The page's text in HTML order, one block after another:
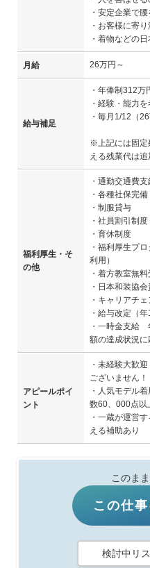
・安定企業で
・お客様に寄
・着物などの
月給 26万円～
給与補足
・年俸制312万
・経験・能力
・毎月1/12（
※上記には固定
える残業代は追
福利厚生・そ
の他
・通勤交通費
・各種社保完備
・制服貸与
・社員割引制度
・育休制度
・福利厚生プ
利用）
・着方教室無
・日本和装協
・キャリアチ
・給与改定（年
・一時金支給
額の達成状況に
アピールポイ
ント
・未経験大歓
ございません！
・人気モデル
数60、000点以
・一蔵が運営
える補助あり
このま
この仕
検討中リ